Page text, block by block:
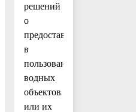
решений
о
предоставлении
в
пользование
водных
объектов
или их